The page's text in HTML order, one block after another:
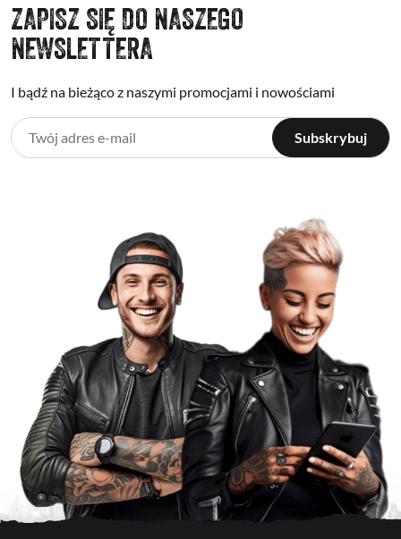
ZAPISZ SIĘ DO NASZEGO
NEWSLETTERA
I bądź na bieżąco z naszymi promocjami i nowościami